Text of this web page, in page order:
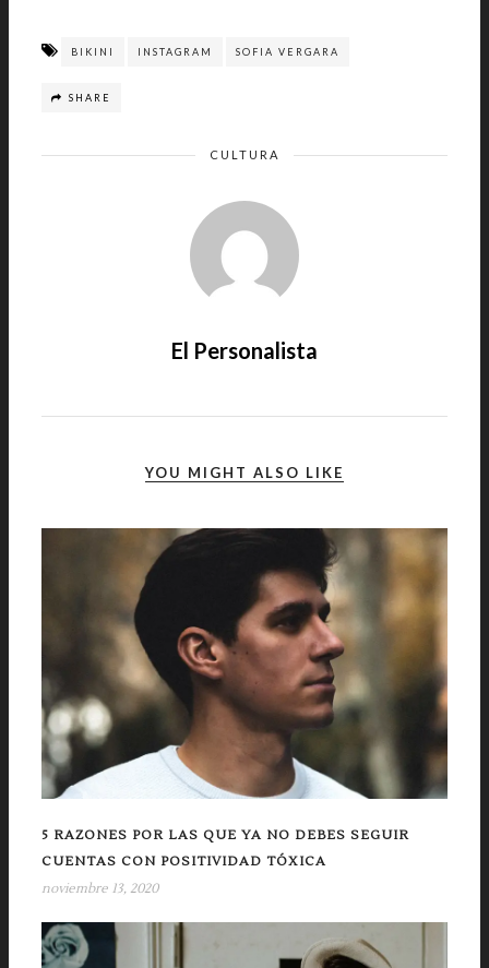
BIKINI INSTAGRAM SOFIA VERGARA
SHARE
CULTURA
El Personalista
YOU MIGHT ALSO LIKE
5 RAZONES POR LAS QUE YA NO DEBES SEGUIR
CUENTAS CON POSITIVIDAD TÓXICA
noviembre 13, 2020